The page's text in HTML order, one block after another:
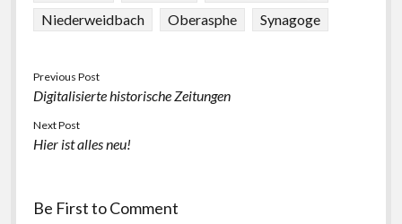
Niederweidbach
Oberasphe Synagoge
Previous Post
Digitalisierte historische Zeitungen
Next Post
Hier ist alles neu!
Be First to Comment